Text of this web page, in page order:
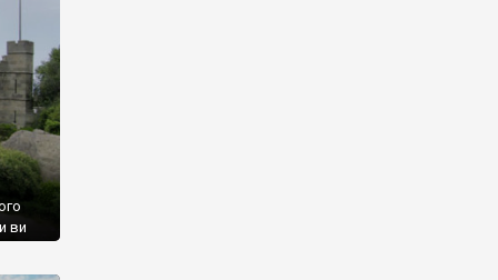
ви